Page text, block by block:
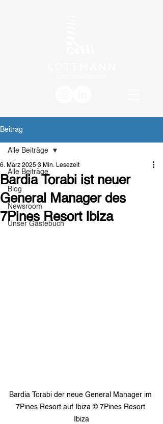
Beitrag
Alle Beiträge
Blog
Newsroom
Unser Gästebuch
Alle Beiträge
Bardia Torabi ist neuer
General Manager des
7Pines Resort Ibiza
6. März 2025 3 Min. Lesezeit
Bardia Torabi der neue General Manager im
7Pines Resort auf Ibiza © 7Pines Resort
Ibiza